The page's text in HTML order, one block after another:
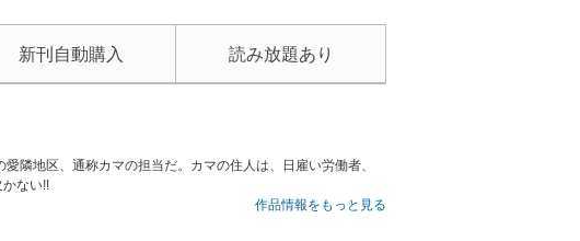
新刊自動購入 読み放題あり
隣地区、通称カマの担当だ。カマの住人は、日雇い労働者、
ない!!
作品情報をもっと見る